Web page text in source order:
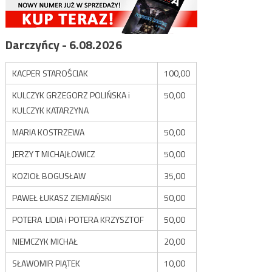
Darczyńcy - 6.08.2026
KACPER STAROŚCIAK
100,00
KULCZYK GRZEGORZ POLIŃSKA i
KULCZYK KATARZYNA
50,00
MARIA KOSTRZEWA
50,00
JERZY T MICHAJŁOWICZ
50,00
KOZIOŁ BOGUSŁAW
35,00
PAWEŁ ŁUKASZ ZIEMIAŃSKI
50,00
POTERA LIDIA i POTERA KRZYSZTOF
50,00
NIEMCZYK MICHAŁ
20,00
SŁAWOMIR PIĄTEK
10,00